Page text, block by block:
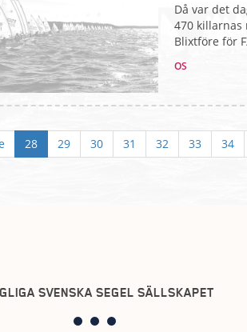
Då var det
470 killarnas
Blixtföre för
OS
28 29 30 31 32 33 34
SVENSKA SEGEL SÄLLSKAPET